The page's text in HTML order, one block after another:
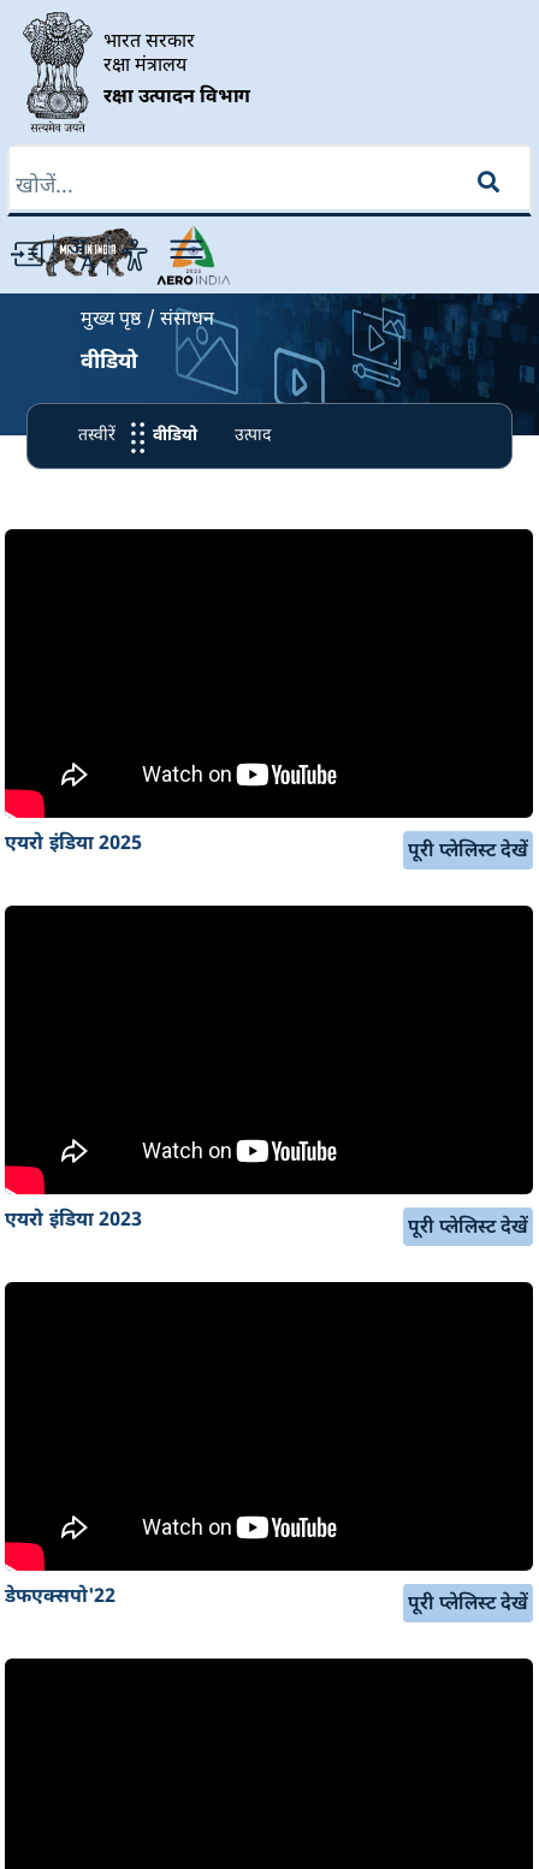
Skip to main content
भारत सरकार
रक्षा मंत्रालय
रक्षा उत्पादन विभाग
मुख्य पृष्ठ संसाधन
वीडियो
तस्वीरें वीडियो उत्पाद
एयरो इंडिया 2025 पूरी प्लेलिस्ट देखें
एयरो इंडिया 2023 पूरी प्लेलिस्ट देखें
डेफएक्सपो'22 पूरी प्लेलिस्ट देखें